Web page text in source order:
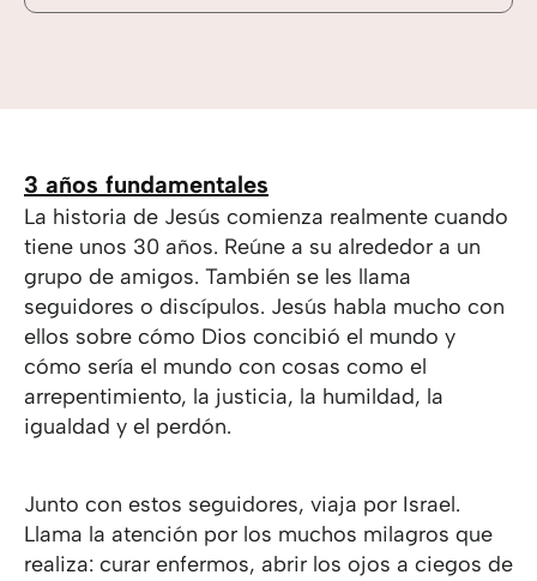
3 años fundamentales
La historia de Jesús comienza realmente cuando
tiene unos 30 años. Reúne a su alrededor a un
grupo de amigos. También se les llama
seguidores o discípulos. Jesús habla mucho con
ellos sobre cómo Dios concibió el mundo y
cómo sería el mundo con cosas como el
arrepentimiento, la justicia, la humildad, la
igualdad y el perdón.
Junto con estos seguidores, viaja por Israel.
Llama la atención por los muchos milagros que
realiza: curar enfermos, abrir los ojos a ciegos de